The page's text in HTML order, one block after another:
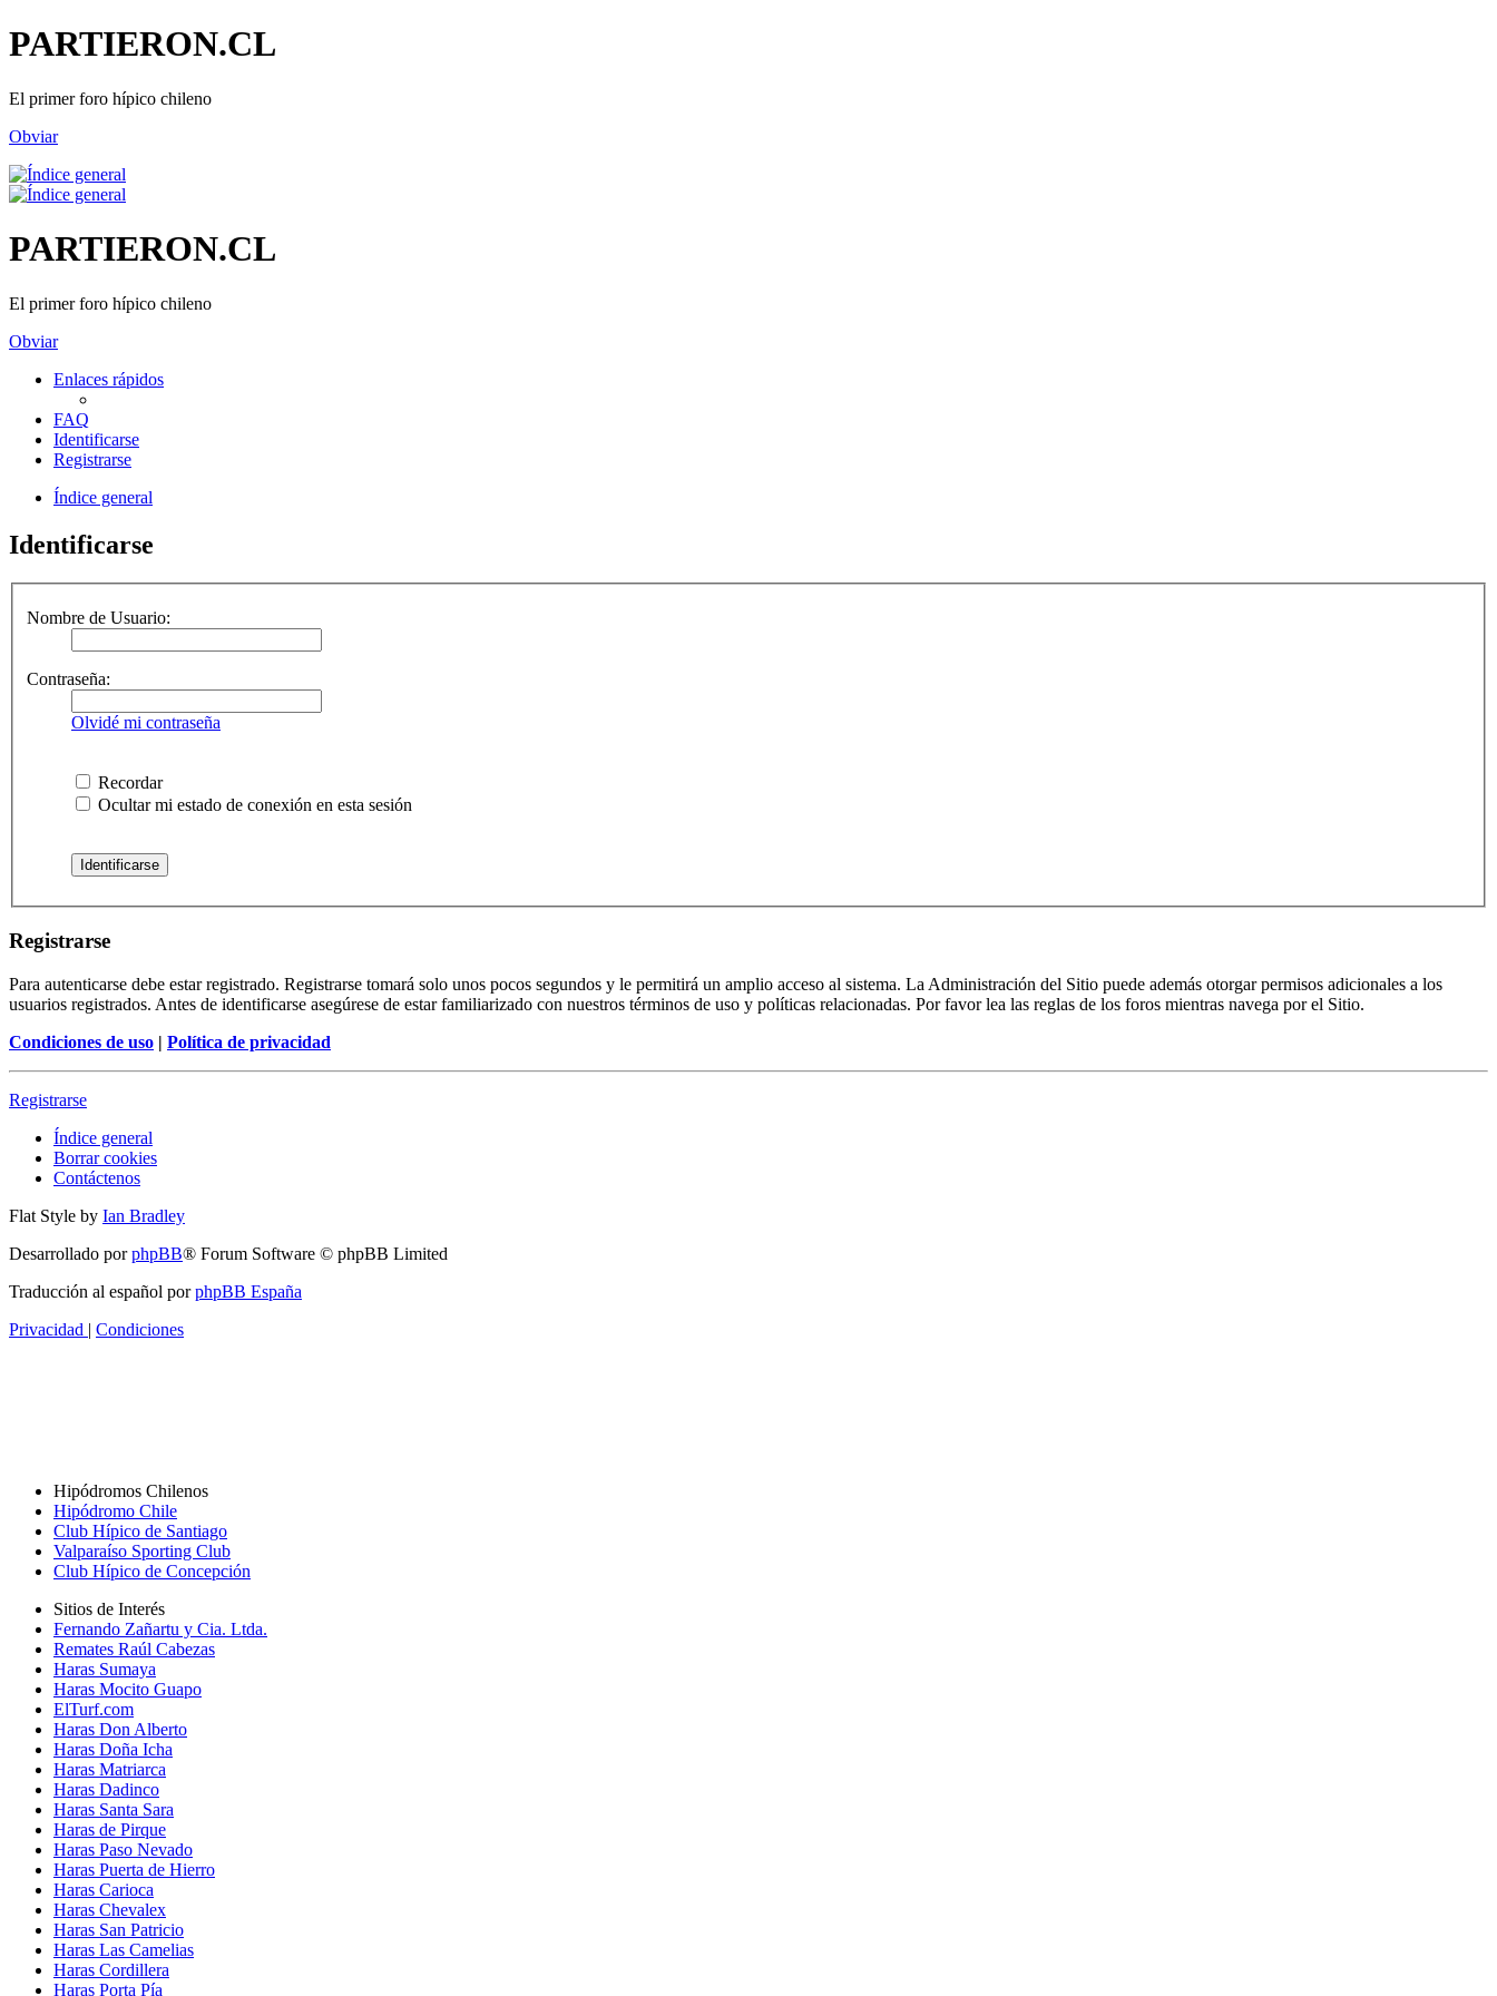
PARTIERON.CL
El primer foro hípico chileno
Obviar
PARTIERON.CL
El primer foro hípico chileno
Obviar
Enlaces rápidos
FAQ
Identificarse
Registrarse
Índice general
Identificarse
Nombre de Usuario:
Contraseña:
Olvidé mi contraseña
Recordar
Ocultar mi estado de conexión en esta sesión
Registrarse
Para autenticarse debe estar registrado. Registrarse tomará solo unos pocos segundos y le permitirá un amplio acceso al sistema. La Administración del Sitio puede además otorgar permisos adicionales a los
usuarios registrados. Antes de identificarse asegúrese de estar familiarizado con nuestros términos de uso y políticas relacionadas. Por favor lea las reglas de los foros mientras navega por el Sitio.
Condiciones de uso | Política de privacidad
Registrarse
Índice general
Borrar cookies
Contáctenos
Flat Style by Ian Bradley
Desarrollado porphpBB® Forum Software © phpBB Limited
Traducción al español porphpBB España
Privacidad | Condiciones
Hipódromos Chilenos
Hipódromo Chile
Club Hípico de Santiago
Valparaíso Sporting Club
Club Hípico de Concepción
Sitios de Interés
Fernando Zañartu y Cia. Ltda.
Remates Raúl Cabezas
Haras Sumaya
Haras Mocito Guapo
ElTurf.com
Haras Don Alberto
Haras Doña Icha
Haras Matriarca
Haras Dadinco
Haras Santa Sara
Haras de Pirque
Haras Paso Nevado
Haras Puerta de Hierro
Haras Carioca
Haras Chevalex
Haras San Patricio
Haras Las Camelias
Haras Cordillera
Haras Porta Pía